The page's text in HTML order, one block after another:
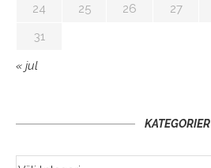
24
25 26 27
31
« jul
KATEGORIER